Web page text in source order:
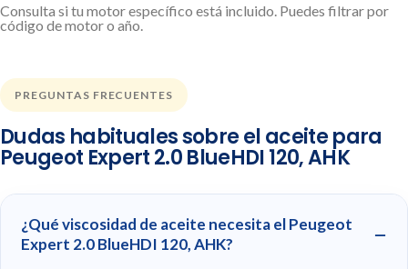
Consulta si tu motor específico está incluido. Puedes filtrar por
código de motor o año.
PREGUNTAS FRECUENTES
Dudas habituales sobre el aceite para
Peugeot Expert 2.0 BlueHDI 120, AHK
¿Qué viscosidad de aceite necesita el Peugeot
Expert 2.0 BlueHDI 120, AHK?